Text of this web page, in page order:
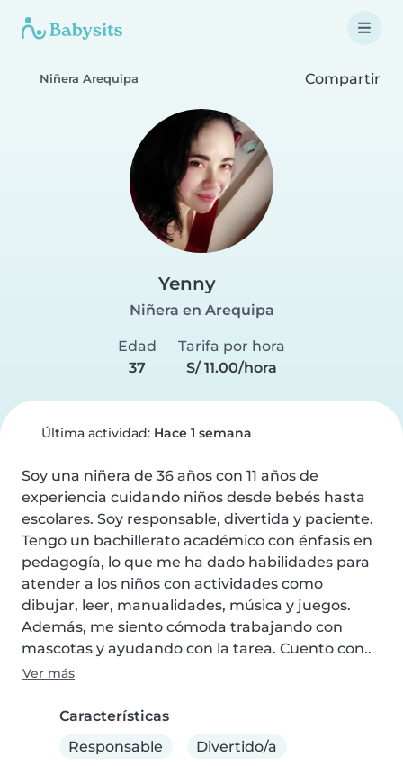
Niñera Arequipa Compartir
Yenny
Niñera en Arequipa
Edad
37
Tarifa por hora
S/ 11.00/hora
Última actividad: Hace 1 semana
Soy una niñera de 36 años con 11 años de
experiencia cuidando niños desde bebés hasta
escolares. Soy responsable, divertida y paciente.
Tengo un bachillerato académico con énfasis en
pedagogía, lo que me ha dado habilidades para
atender a los niños con actividades como
dibujar, leer, manualidades, música y juegos.
Además, me siento cómoda trabajando con
mascotas y ayudando con la tarea. Cuento con..
Ver más
Características
Responsable
Divertido/a